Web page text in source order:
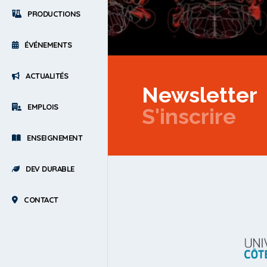
PRODUCTIONS
ÉVÉNEMENTS
ACTUALITÉS
EMPLOIS
ENSEIGNEMENT
DEV DURABLE
CONTACT
Newsletter
S'inscrire